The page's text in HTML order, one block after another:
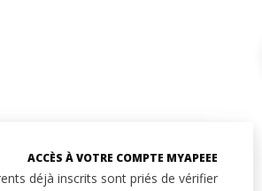
ACCÈS À VOTRE COMPTE MYAPEEE
déjà inscrits sont priés de vérifier